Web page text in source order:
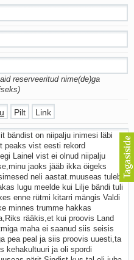
jäänud
reserveeritud nime(de)ga